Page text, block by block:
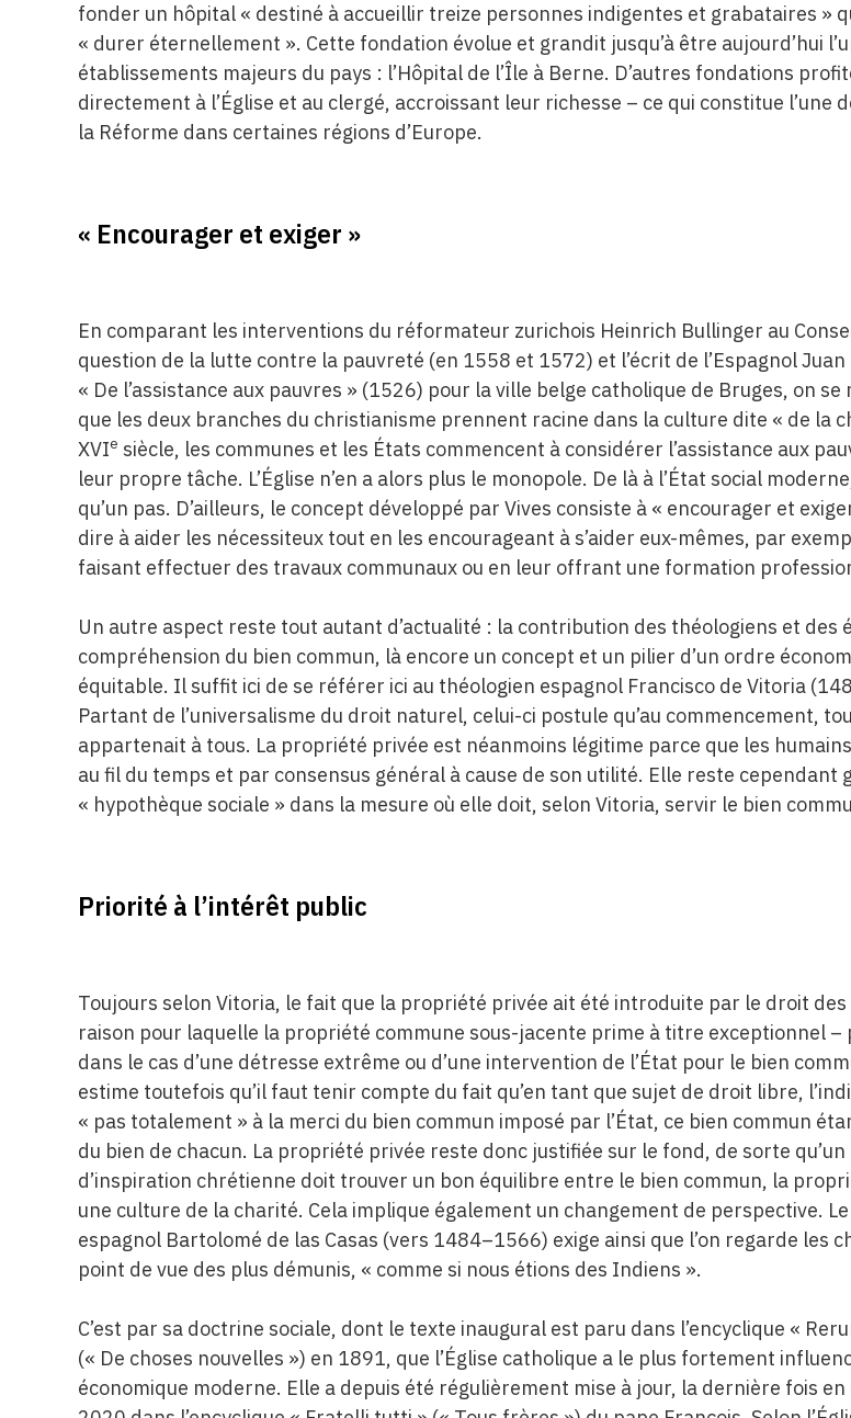
fonder un hôpital « destiné à accueillir treize personnes indigentes et grabataires »
« durer éternellement ». Cette fondation évolue et grandit jusqu’à être aujourd’hui
établissements majeurs du pays : l’Hôpital de l’Île à Berne. D’autres fondations
directement à l’Église et au clergé, accroissant leur richesse – ce qui constitue l’une
la Réforme dans certaines régions d’Europe.
« Encourager et exiger »
En comparant les interventions du réformateur zurichois Heinrich Bullinger au
question de la lutte contre la pauvreté (en 1558 et 1572) et l’écrit de l’Espagnol Juan
« De l’assistance aux pauvres » (1526) pour la ville belge catholique de Bruges, on
que les deux branches du christianisme prennent racine dans la culture dite « de la
XVIe siècle, les communes et les États commencent à considérer l’assistance aux
leur propre tâche. L’Église n’en a alors plus le monopole. De là à l’État social
qu’un pas. D’ailleurs, le concept développé par Vives consiste à « encourager et
dire à aider les nécessiteux tout en les encourageant à s’aider eux-mêmes, par
faisant effectuer des travaux communaux ou en leur offrant une formation
Un autre aspect reste tout autant d’actualité : la contribution des théologiens et des
compréhension du bien commun, là encore un concept et un pilier d’un ordre
équitable. Il suffit ici de se référer ici au théologien espagnol Francisco de Vitoria
Partant de l’universalisme du droit naturel, celui-ci postule qu’au commencement,
appartenait à tous. La propriété privée est néanmoins légitime parce que les
au fil du temps et par consensus général à cause de son utilité. Elle reste cependant
« hypothèque sociale » dans la mesure où elle doit, selon Vitoria, servir le bien
Priorité à l’intérêt public
Toujours selon Vitoria, le fait que la propriété privée ait été introduite par le droit des
raison pour laquelle la propriété commune sous-jacente prime à titre exceptionnel –
dans le cas d’une détresse extrême ou d’une intervention de l’État pour le bien
estime toutefois qu’il faut tenir compte du fait qu’en tant que sujet de droit libre,
« pas totalement » à la merci du bien commun imposé par l’État, ce bien commun
du bien de chacun. La propriété privée reste donc justifiée sur le fond, de sorte qu’un
d’inspiration chrétienne doit trouver un bon équilibre entre le bien commun, la
une culture de la charité. Cela implique également un changement de perspective.
espagnol Bartolomé de las Casas (vers 1484–1566) exige ainsi que l’on regarde les
point de vue des plus démunis, « comme si nous étions des Indiens ».
C’est par sa doctrine sociale, dont le texte inaugural est paru dans l’encyclique «
(« De choses nouvelles ») en 1891, que l’Église catholique a le plus fortement
économique moderne. Elle a depuis été régulièrement mise à jour, la dernière fois